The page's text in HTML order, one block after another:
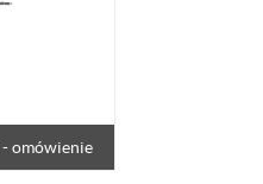
omówienie